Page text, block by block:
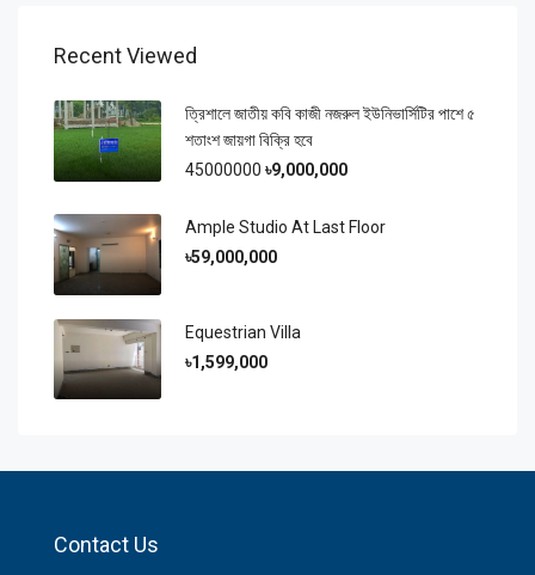
Recent Viewed
ত্রিশালে জাতীয় কবি কাজী নজরুল ইউনিভার্সিটির পাশে ৫
শতাংশ জায়গা বিক্রি হবে
45000000 ৳9,000,000
Ample Studio At Last Floor
৳59,000,000
Equestrian Villa
৳1,599,000
Contact Us